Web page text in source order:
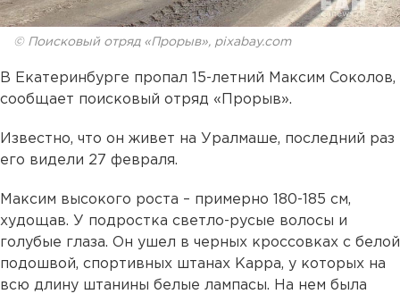
© Поисковый отряд «Прорыв», pixabay.com
В Екатеринбурге пропал 15-летний Максим Соколов,
сообщает поисковый отряд «Прорыв».
Известно, что он живет на Уралмаше, последний раз
его видели 27 февраля.
Максим высокого роста – примерно 180-185 см,
худощав. У подростка светло-русые волосы и
голубые глаза. Он ушел в черных кроссовках с белой
подошвой, спортивных штанах Kappa, у которых на
всю длину штанины белые лампасы. На нем была